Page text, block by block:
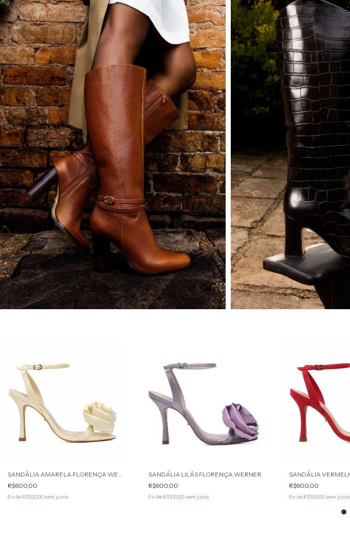
SANDÁLIA AMARELA FLORENÇA WERNER
R$600,00
6x de R$100,00 sem juros
SANDÁLIA LILÁS FLORENÇA WERNER
R$600,00
6x de R$100,00 sem juros
R$600,00
6x de R$100,00 sem juros